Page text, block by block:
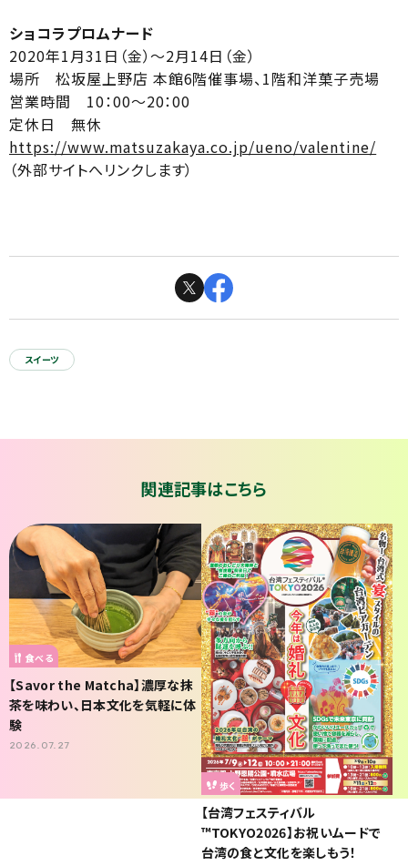
ショコラプロムナード
2020年1月31日（金）～2月14日（金）
場所 松坂屋上野店 本館6階催事場、1階和洋菓子売場
営業時間 10：00～20：00
定休日 無休
https://www.matsuzakaya.co.jp/ueno/valentine/
（外部サイトへリンクします）
スイーツ
関連記事はこちら
食べる
【Savor the Matcha】濃厚な抹
茶を味わい、日本文化を気軽に体
験
2026.07.27
歩く
【台湾フェスティバル
™TOKYO2026】お祝いムードで
台湾の食と文化を楽しもう！